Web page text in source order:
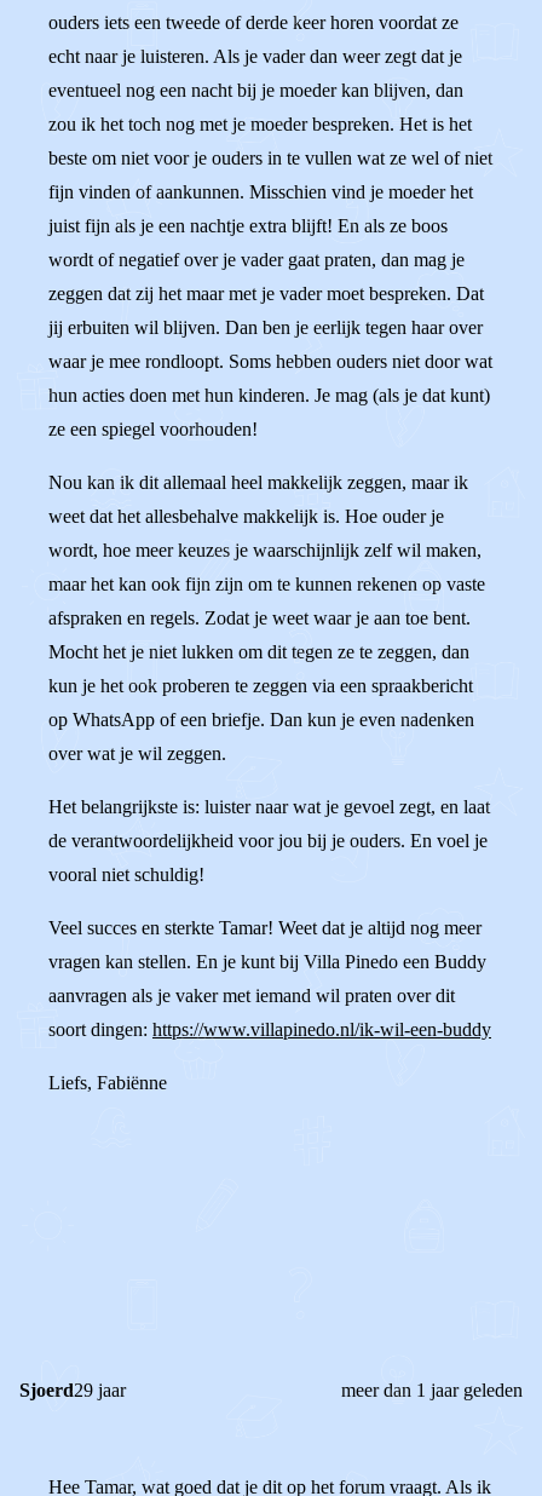
ouders iets een tweede of derde keer horen voordat ze
echt naar je luisteren. Als je vader dan weer zegt dat je
eventueel nog een nacht bij je moeder kan blijven, dan
zou ik het toch nog met je moeder bespreken. Het is het
beste om niet voor je ouders in te vullen wat ze wel of niet
fijn vinden of aankunnen. Misschien vind je moeder het
juist fijn als je een nachtje extra blijft! En als ze boos
wordt of negatief over je vader gaat praten, dan mag je
zeggen dat zij het maar met je vader moet bespreken. Dat
jij erbuiten wil blijven. Dan ben je eerlijk tegen haar over
waar je mee rondloopt. Soms hebben ouders niet door wat
hun acties doen met hun kinderen. Je mag (als je dat kunt)
ze een spiegel voorhouden!
Nou kan ik dit allemaal heel makkelijk zeggen, maar ik
weet dat het allesbehalve makkelijk is. Hoe ouder je
wordt, hoe meer keuzes je waarschijnlijk zelf wil maken,
maar het kan ook fijn zijn om te kunnen rekenen op vaste
afspraken en regels. Zodat je weet waar je aan toe bent.
Mocht het je niet lukken om dit tegen ze te zeggen, dan
kun je het ook proberen te zeggen via een spraakbericht
op WhatsApp of een briefje. Dan kun je even nadenken
over wat je wil zeggen.
Het belangrijkste is: luister naar wat je gevoel zegt, en laat
de verantwoordelijkheid voor jou bij je ouders. En voel je
vooral niet schuldig!
Veel succes en sterkte Tamar! Weet dat je altijd nog meer
vragen kan stellen. En je kunt bij Villa Pinedo een Buddy
aanvragen als je vaker met iemand wil praten over dit
soort dingen: https://www.villapinedo.nl/ik-wil-een-buddy
Liefs, Fabiënne
Sjoerd29 jaar meer dan 1 jaar geleden
Hee Tamar, wat goed dat je dit op het forum vraagt. Als ik